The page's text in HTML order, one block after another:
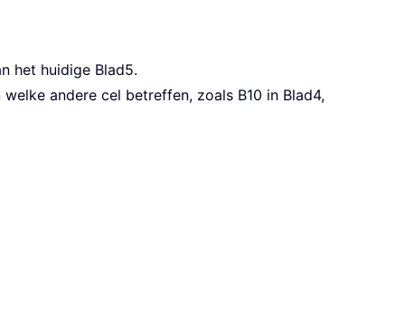
het huidige Blad5.
andere cel betreffen, zoals B10 in Blad4,